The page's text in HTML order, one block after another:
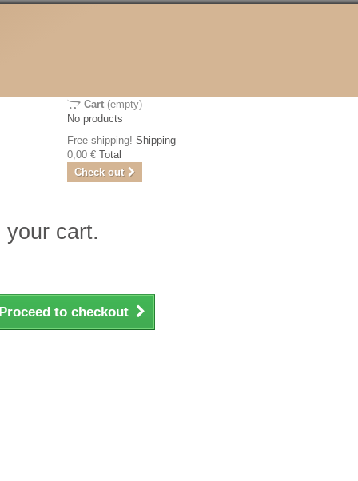
Cart (empty)
No products
Free shipping! Shipping
0,00 € Total
Check out
cart.
Proceed to checkout